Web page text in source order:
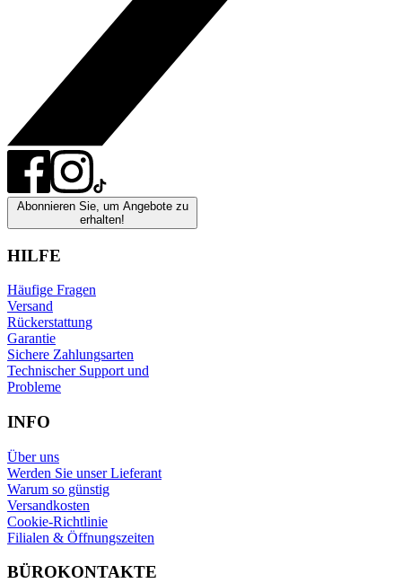
Abonnieren Sie, um Angebote zu
erhalten!
HILFE
Häufige Fragen
Versand
Rückerstattung
Garantie
Sichere Zahlungsarten
Technischer Support und
Probleme
INFO
Über uns
Werden Sie unser Lieferant
Warum so günstig
Versandkosten
Cookie-Richtlinie
Filialen & Öffnungszeiten
BÜROKONTAKTE